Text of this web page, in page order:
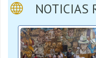
NOTICIAS